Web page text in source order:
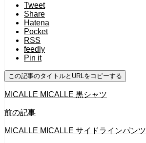
Tweet
Share
Hatena
Pocket
RSS
feedly
Pin it
この記事のタイトルとURLをコピーする
MICALLE MICALLE 黒シャツ
前の記事
MICALLE MICALLE サイドラインパンツ